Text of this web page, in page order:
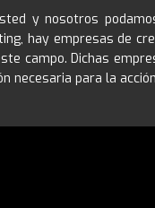
y nosotros
hay empresas de
campo. Dichas
necesaria para la